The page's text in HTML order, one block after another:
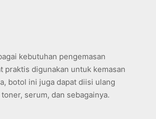
kebutuhan pengemasan
praktis digunakan untuk kemasan
botol ini juga dapat diisi ulang
serum, dan sebagainya.